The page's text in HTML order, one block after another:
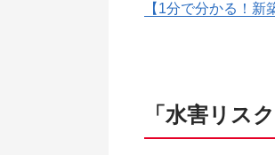
【1分で分かる！
「水害リス